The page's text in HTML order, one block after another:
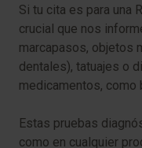
Si tu cita es para una
crucial que nos
marcapasos, objetos
dentales), tatuajes o
medicamentos, como
Estas pruebas
como en cualquier